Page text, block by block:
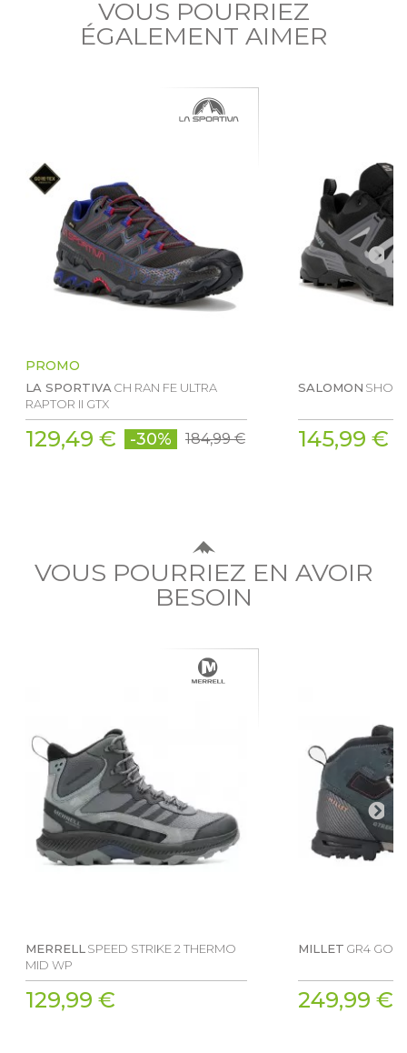
VOUS POURRIEZ
ÉGALEMENT AIMER
PROMO
LA SPORTIVA CH RAN FE ULTRA
RAPTOR II GTX
129,49 € -30% 184,99 €
SALOMON
145,99 €
VOUS POURRIEZ EN AVOIR
BESOIN
MERRELL SPEED STRIKE 2 THERMO
MID WP
129,99 €
MILLET GR4
249,99 €